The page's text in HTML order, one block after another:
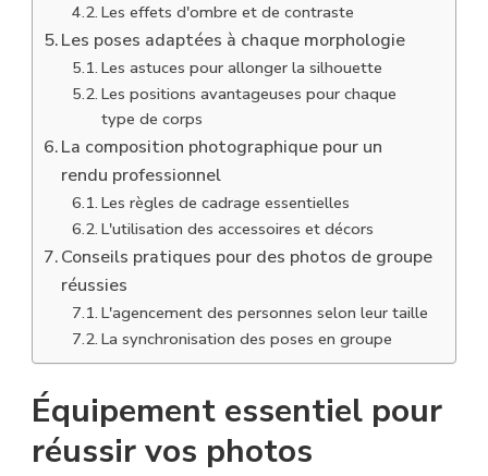
Les effets d'ombre et de contraste
Les poses adaptées à chaque morphologie
Les astuces pour allonger la silhouette
Les positions avantageuses pour chaque
type de corps
La composition photographique pour un
rendu professionnel
Les règles de cadrage essentielles
L'utilisation des accessoires et décors
Conseils pratiques pour des photos de groupe
réussies
L'agencement des personnes selon leur taille
La synchronisation des poses en groupe
Équipement essentiel pour
réussir vos photos